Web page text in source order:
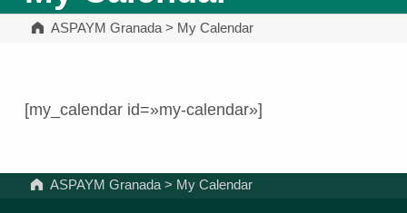
ASPAYM Granada> My Calendar
[my_calendar id=»my-calendar»]
ASPAYM Granada > My Calendar